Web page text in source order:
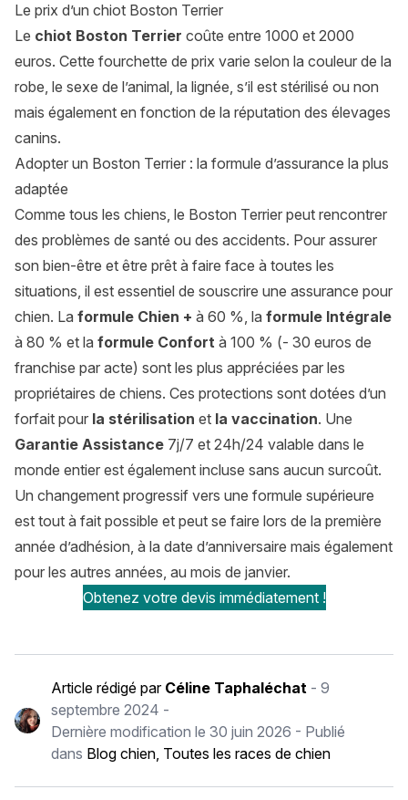
Le prix d’un chiot Boston Terrier
Le chiot Boston Terrier coûte entre 1000 et 2000
euros. Cette fourchette de prix varie selon la couleur de la
robe, le sexe de l’animal, la lignée, s’il est stérilisé ou non
mais également en fonction de la réputation des élevages
canins.
Adopter un Boston Terrier : la formule d’assurance la plus
adaptée
Comme tous les chiens, le Boston Terrier peut rencontrer
des problèmes de santé ou des accidents. Pour assurer
son bien-être et être prêt à faire face à toutes les
situations, il est essentiel de souscrire une assurance pour
chien. La formule Chien + à 60 %, la formule Intégrale
à 80 % et la formule Confort à 100 % (- 30 euros de
franchise par acte) sont les plus appréciées par les
propriétaires de chiens. Ces protections sont dotées d’un
forfait pour la stérilisation et la vaccination. Une
Garantie Assistance 7j/7 et 24h/24 valable dans le
monde entier est également incluse sans aucun surcoût.
Un changement progressif vers une formule supérieure
est tout à fait possible et peut se faire lors de la première
année d’adhésion, à la date d’anniversaire mais également
pour les autres années, au mois de janvier.
Obtenez votre devis immédiatement !
Article rédigé par Céline Taphaléchat -9
septembre 2024 -
Dernière modification le30 juin 2026 - Publié
dans Blog chien, Toutes les races de chien